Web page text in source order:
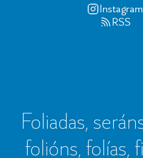
Instagram
RSS
Foliadas,
folións, folías,